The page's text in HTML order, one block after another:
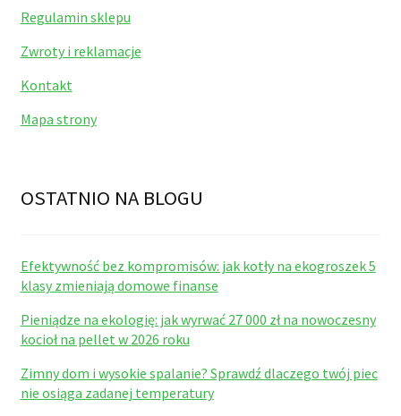
Regulamin sklepu
Zwroty i reklamacje
Kontakt
Mapa strony
OSTATNIO NA BLOGU
Efektywność bez kompromisów: jak kotły na ekogroszek 5
klasy zmieniają domowe finanse
Pieniądze na ekologię: jak wyrwać 27 000 zł na nowoczesny
kocioł na pellet w 2026 roku
Zimny dom i wysokie spalanie? Sprawdź dlaczego twój piec
nie osiąga zadanej temperatury